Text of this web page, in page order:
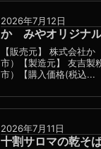
2026年7月12日
かゞみやオリジナ
【販売元】 株式会社
市）【製造元】 友吉製
市）【購入価格(税込...
2026年7月11日
十割サロマの乾そ